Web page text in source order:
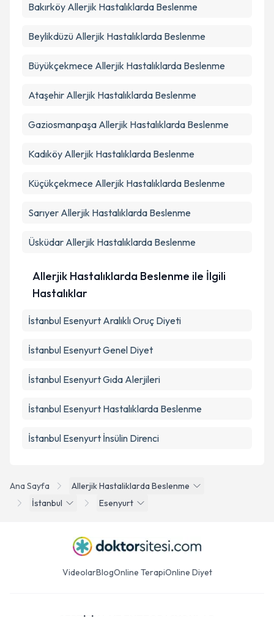
Ana Sayfa
Allerjik Hastaliklarda Beslenme
İstanbul
Esenyurt
Bakırköy Allerjik Hastalıklarda Beslenme
Beylikdüzü Allerjik Hastalıklarda Beslenme
Büyükçekmece Allerjik Hastalıklarda Beslenme
Ataşehir Allerjik Hastalıklarda Beslenme
Gaziosmanpaşa Allerjik Hastalıklarda Beslenme
Kadıköy Allerjik Hastalıklarda Beslenme
Küçükçekmece Allerjik Hastalıklarda Beslenme
Sarıyer Allerjik Hastalıklarda Beslenme
Üsküdar Allerjik Hastalıklarda Beslenme
Allerjik Hastalıklarda Beslenme ile İlgili
Hastalıklar
İstanbul Esenyurt Aralıklı Oruç Diyeti
İstanbul Esenyurt Genel Diyet
İstanbul Esenyurt Gıda Alerjileri
İstanbul Esenyurt Hastalıklarda Beslenme
İstanbul Esenyurt İnsülin Direnci
VideolarBlogOnline TerapiOnline Diyet